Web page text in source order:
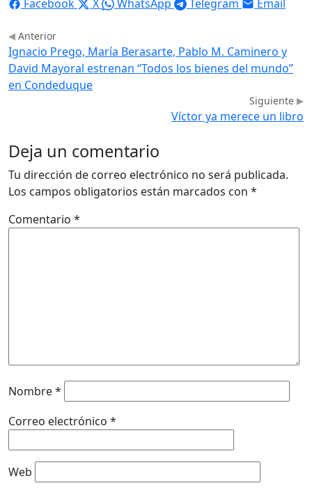
Facebook X WhatsApp Telegram Email
Anterior
Ignacio Prego, María Berasarte, Pablo M. Caminero y
David Mayoral estrenan “Todos los bienes del mundo”
en Condeduque
Siguiente
Víctor ya merece un libro
Deja un comentario
Tu dirección de correo electrónico no será publicada.
Los campos obligatorios están marcados con *
Comentario *
Nombre*
Correo electrónico *
Web